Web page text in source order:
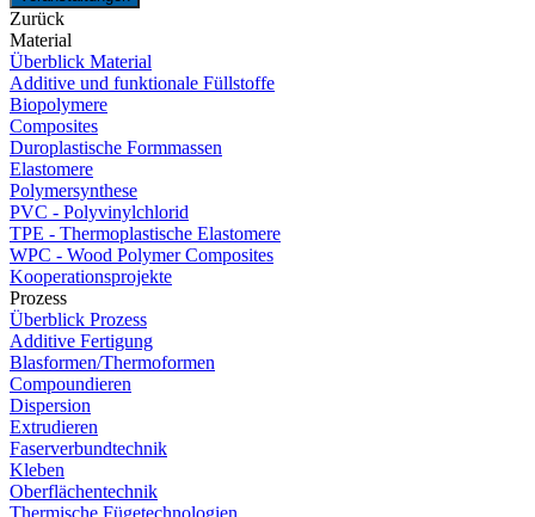
Zurück
Material
Überblick Material
Additive und funktionale Füllstoffe
Biopolymere
Composites
Duroplastische Formmassen
Elastomere
Polymersynthese
PVC - Polyvinylchlorid
TPE - Thermoplastische Elastomere
WPC - Wood Polymer Composites
Kooperationsprojekte
Prozess
Überblick Prozess
Additive Fertigung
Blasformen/Thermoformen
Compoundieren
Dispersion
Extrudieren
Faserverbundtechnik
Kleben
Oberflächentechnik
Thermische Fügetechnologien